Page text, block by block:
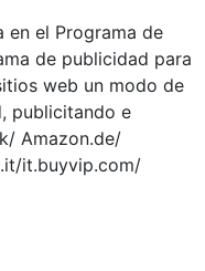
en el Programa de
de publicidad para
web un modo de
publicitando e
Amazon.de/
it.buyvip.com/